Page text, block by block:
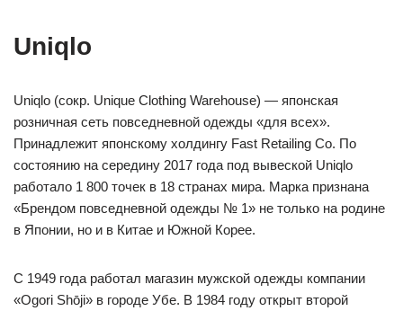
Uniqlo
Uniqlo (сокр. Unique Clothing Warehouse) — японская
розничная сеть повседневной одежды «для всех».
Принадлежит японскому холдингу Fast Retailing Co. По
состоянию на середину 2017 года под вывеской Uniqlo
работало 1 800 точек в 18 странах мира. Марка признана
«Брендом повседневной одежды № 1» не только на родине
в Японии, но и в Китае и Южной Корее.
С 1949 года работал магазин мужской одежды компании
«Ogori Shōji» в городе Убе. В 1984 году открыт второй